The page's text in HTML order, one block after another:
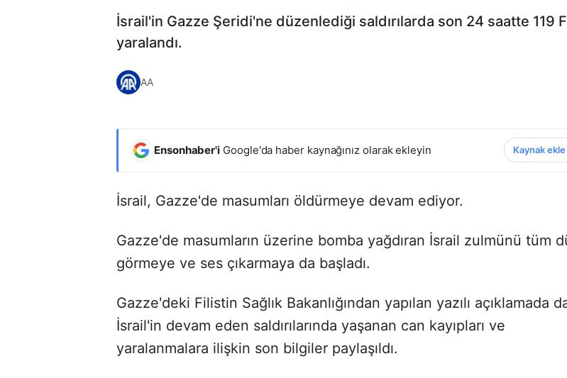
İsrail'in Gazze Şeridi'ne düzenlediği saldırılarda son 24 saatte 119
yaralandı.
AA
Ensonhaber'i Google'da haber kaynağınız olarak ekleyin Kaynak ekle
İsrail, Gazze'de masumları öldürmeye devam ediyor.
Gazze'de masumların üzerine bomba yağdıran İsrail zulmünü tüm
görmeye ve ses çıkarmaya da başladı.
Gazze'deki Filistin Sağlık Bakanlığından yapılan yazılı açıklamada
İsrail'in devam eden saldırılarında yaşanan can kayıpları ve
yaralanmalara ilişkin son bilgiler paylaşıldı.